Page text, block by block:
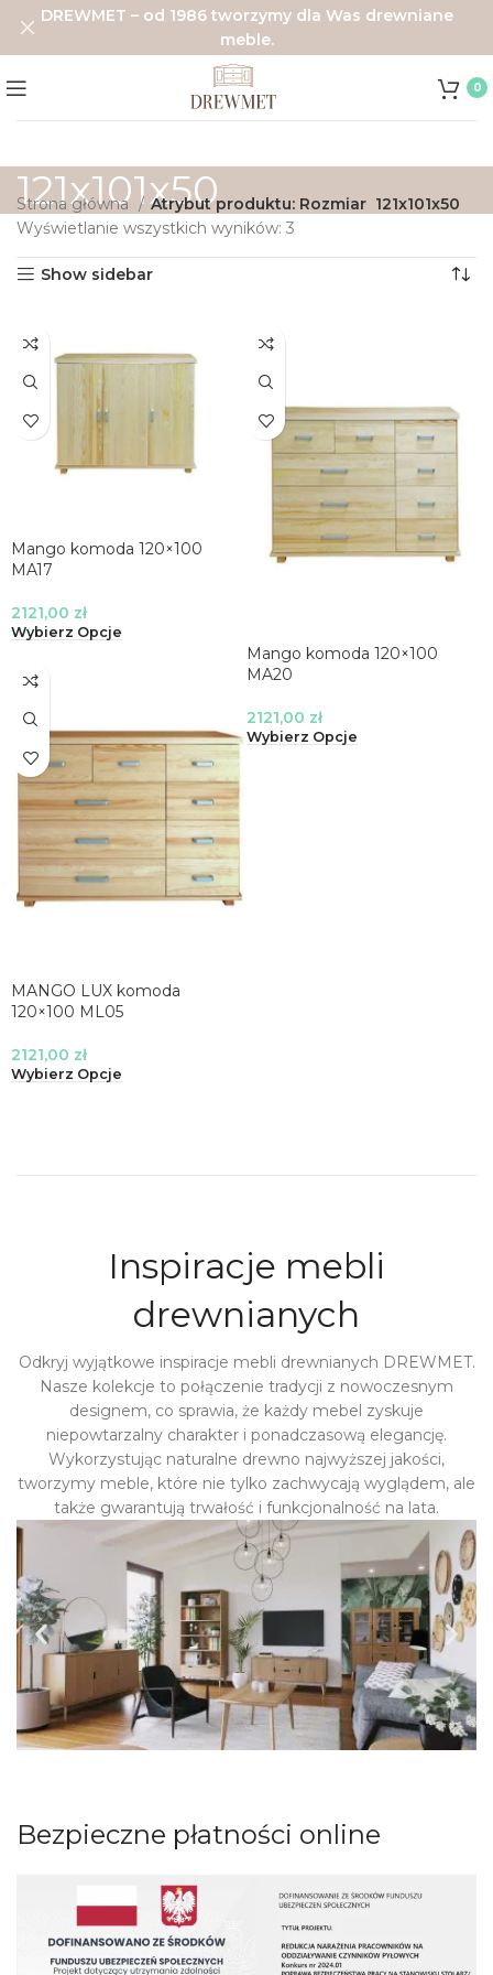
0
121x101x50
Strona główna Atrybut produktu: Rozmiar 121x101x50
Wyświetlanie wszystkich wyników: 3
Show sidebar
Mango komoda 120×100
MA17
2121,00 zł
Wybierz Opcje
Mango komoda 120×100
MA20
2121,00 zł
Wybierz Opcje
MANGO LUX komoda
120×100 ML05
2121,00 zł
Wybierz Opcje
Inspiracje mebli
drewnianych
Odkryj wyjątkowe inspiracje mebli drewnianych DREWMET.
Nasze kolekcje to połączenie tradycji z nowoczesnym
designem, co sprawia, że każdy mebel zyskuje
niepowtarzalny charakter i ponadczasową elegancję.
Wykorzystując naturalne drewno najwyższej jakości,
tworzymy meble, które nie tylko zachwycają wyglądem, ale
także gwarantują trwałość i funkcjonalność na lata.
Bezpieczne płatności online
DREWMET – od 1986 tworzymy dla Was drewniane
meble.